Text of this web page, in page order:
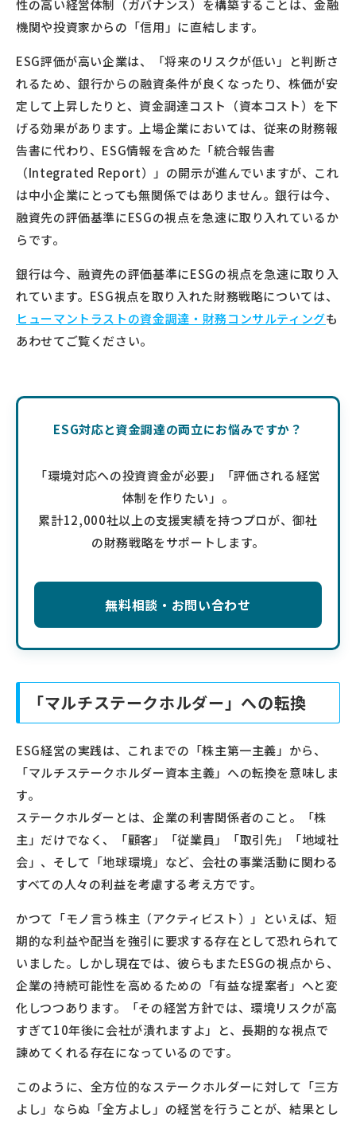
性の高い経営体制（ガバナンス）を構築することは、金融
機関や投資家からの「信用」に直結します。
ESG評価が高い企業は、「将来のリスクが低い」と判断さ
れるため、銀行からの融資条件が良くなったり、株価が安
定して上昇したりと、資金調達コスト（資本コスト）を下
げる効果があります。上場企業においては、従来の財務報
告書に代わり、ESG情報を含めた「統合報告書
（Integrated Report）」の開示が進んでいますが、これ
は中小企業にとっても無関係ではありません。銀行は今、
融資先の評価基準にESGの視点を急速に取り入れているか
らです。
銀行は今、融資先の評価基準にESGの視点を急速に取り入
れています。ESG視点を取り入れた財務戦略については、
ヒューマントラストの資金調達・財務コンサルティングも
あわせてご覧ください。
ESG対応と資金調達の両立にお悩みですか？
「環境対応への投資資金が必要」「評価される経営
体制を作りたい」。
累計12,000社以上の支援実績を持つプロが、御社
の財務戦略をサポートします。
無料相談・お問い合わせ
「マルチステークホルダー」への転換
ESG経営の実践は、これまでの「株主第一主義」から、
「マルチステークホルダー資本主義」への転換を意味しま
す。
ステークホルダーとは、企業の利害関係者のこと。「株
主」だけでなく、「顧客」「従業員」「取引先」「地域社
会」、そして「地球環境」など、会社の事業活動に関わる
すべての人々の利益を考慮する考え方です。
かつて「モノ言う株主（アクティビスト）」といえば、短
期的な利益や配当を強引に要求する存在として恐れられて
いました。しかし現在では、彼らもまたESGの視点から、
企業の持続可能性を高めるための「有益な提案者」へと変
化しつつあります。「その経営方針では、環境リスクが高
すぎて10年後に会社が潰れますよ」と、長期的な視点で
諫めてくれる存在になっているのです。
このように、全方位的なステークホルダーに対して「三方
よし」ならぬ「全方よし」の経営を行うことが、結果とし